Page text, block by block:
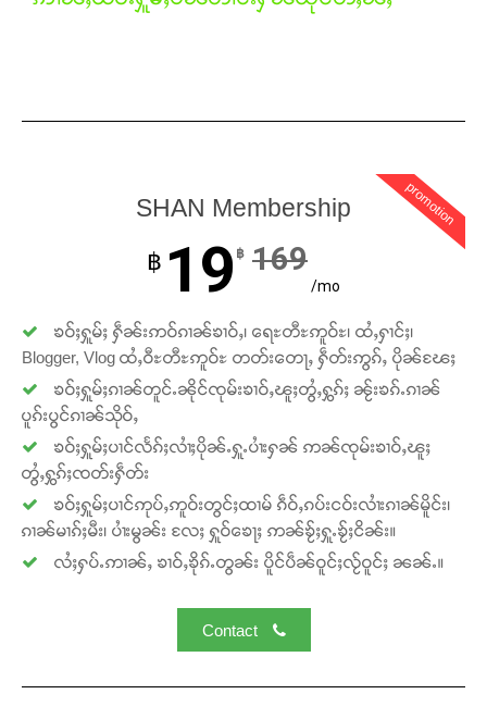
promotion
SHAN Membership
฿ 19 ฿ 169
/mo
ၶဝ်ႈႁူမ်ႈ ႁဵၼ်းဢဝ်ၵၢၼ်ၶၢဝ်ႇ၊ ရေႊတီႊဢူဝ်ႊ၊ ထႆႇႁၢင်ႈ၊
Blogger, Vlog ထႆႇဝီႊတီႊဢူဝ်ႊ တတ်းတေႃႇ ႁဵတ်းဢွၵ်ႇ ပိုၼ်ၽႄႈ
ၶဝ်ႈႁူမ်ႈၵၢၼ်တူင်ႉၼိုင်ၸုမ်းၶၢဝ်ႇၽူႈတွႆႇႁွၵ်ႈ ၼႂ်းၶၵ်ႉၵၢၼ်
ပူၵ်းပွင်ၵၢၼ်သိုဝ်ႇ
ၶဝ်ႈႁူမ်ႈပၢင်လႅၵ်ႈလၢႆႈပိုၼ်ႉႁူႉပၢႆးႁၼ် ဢၼ်ၸုမ်းၶၢဝ်ႇၽူႈ
တွႆႇႁွၵ်ႈၸတ်းႁဵတ်း
ၶဝ်ႈႁူမ်ႈပၢင်ဢုပ်ႇဢူဝ်းတွင်ႈထၢမ် ၵဵဝ်ႇၵပ်းငဝ်းလၢႆးၵၢၼ်မိူင်း၊
ၵၢၼ်မၢၵ်ႈမီး၊ ပၢႆးမွၼ်း လႄႈ ႁူဝ်ၶေႃႈ ဢၼ်ၶႂ်ႈႁူႉၶႂ်ႈငိၼ်း။
လႆႈႁပ်ႉဢၢၼ်ႇ ၶၢဝ်ႇၶိုၵ်ႉတွၼ်း ပိူင်ပဵၼ်ဝူင်ႈလႂ်ဝူင်ႈ ၼၼ်ႉ။
Contact